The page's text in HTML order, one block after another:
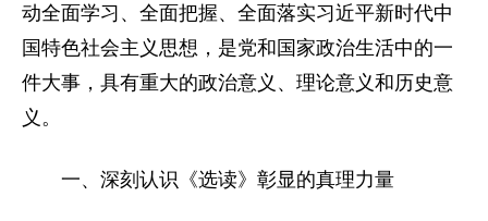
动全面学习、全面把握、全面落实习近平新时代中
国特色社会主义思想，是党和国家政治生活中的一
件大事，具有重大的政治意义、理论意义和历史意
义。
一、深刻认识《选读》彰显的真理力量